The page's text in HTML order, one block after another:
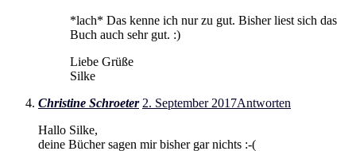
*lach* Das kenne ich nur zu gut. Bisher liest sich das
Buch auch sehr gut. :)
Liebe Grüße
Silke
Christine Schroeter 2. September 2017Antworten
Hallo Silke,
deine Bücher sagen mir bisher gar nichts :-(